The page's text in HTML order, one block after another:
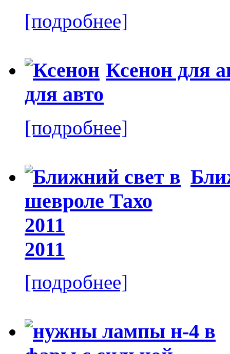
[подробнее]
Ксенон для
[подробнее]
2011
[подробнее]